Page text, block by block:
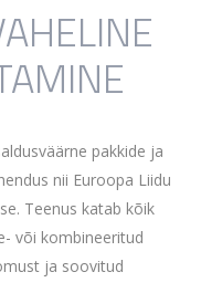
pakkide ja
nii Euroopa Liidu
Teenus katab kõik
või kombineeritud
ja soovitud